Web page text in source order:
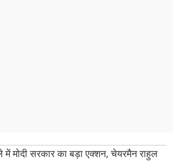
में मोदी सरकार का बड़ा एक्शन, चेयरमैन राहुल